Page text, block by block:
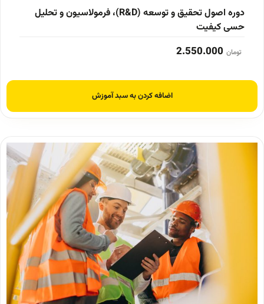
دوره اصول تحقیق و توسعه (R&D)، فرمولاسیون و تحلیل
حسی کیفیت
تومان 2.550.000
اضافه کردن به سبد آموزش